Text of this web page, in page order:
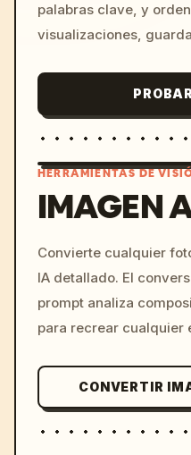
palabras clave, y
visualizaciones,
HERRAMIENTAS DE
IMAGEN
Convierte cualquier
IA detallado. El
prompt analiza
para recrear cualquier
CONVERTIR